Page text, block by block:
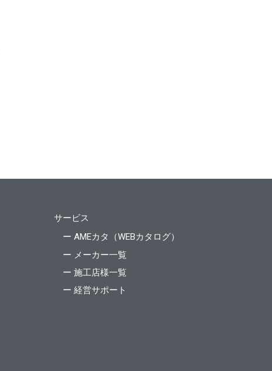
サービス
ー AMEカタ（WEBカタログ）
ー メーカー一覧
ー 施工店様一覧
ー 経営サポート